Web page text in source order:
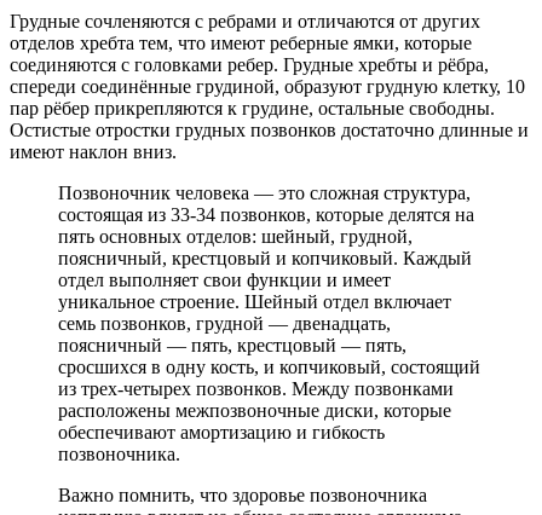
Грудные сочленяются с ребрами и отличаются от других
отделов хребта тем, что имеют реберные ямки, которые
соединяются с головками ребер. Грудные хребты и рёбра,
спереди соединённые грудиной, образуют грудную клетку, 10
пар рёбер прикрепляются к грудине, остальные свободны.
Остистые отростки грудных позвонков достаточно длинные и
имеют наклон вниз.
Позвоночник человека — это сложная структура,
состоящая из 33-34 позвонков, которые делятся на
пять основных отделов: шейный, грудной,
поясничный, крестцовый и копчиковый. Каждый
отдел выполняет свои функции и имеет
уникальное строение. Шейный отдел включает
семь позвонков, грудной — двенадцать,
поясничный — пять, крестцовый — пять,
сросшихся в одну кость, и копчиковый, состоящий
из трех-четырех позвонков. Между позвонками
расположены межпозвоночные диски, которые
обеспечивают амортизацию и гибкость
позвоночника.
Важно помнить, что здоровье позвоночника